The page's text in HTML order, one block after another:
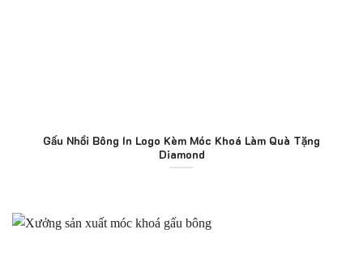
Gấu Nhồi Bông In Logo Kèm Móc Khoá Làm Quà Tặng
Diamond